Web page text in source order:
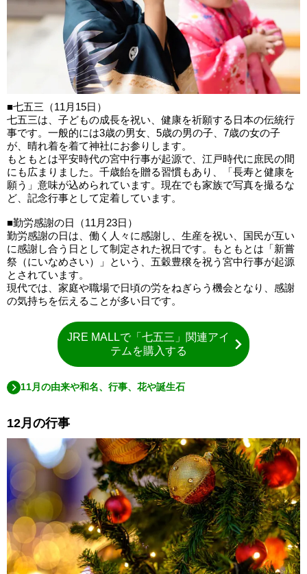
■七五三（11月15日）
七五三は、子どもの成長を祝い、健康を祈願する日本の伝統行
事です。一般的には3歳の男女、5歳の男の子、7歳の女の子
が、晴れ着を着て神社にお参りします。
もともとは平安時代の宮中行事が起源で、江戸時代に庶民の間
にも広まりました。千歳飴を贈る習慣もあり、「長寿と健康を
願う」意味が込められています。現在でも家族で写真を撮るな
ど、記念行事として定着しています。
■勤労感謝の日（11月23日）
勤労感謝の日は、働く人々に感謝し、生産を祝い、国民が互い
に感謝し合う日として制定された祝日です。もともとは「新嘗
祭（にいなめさい）」という、五穀豊穣を祝う宮中行事が起源
とされています。
現代では、家庭や職場で日頃の労をねぎらう機会となり、感謝
の気持ちを伝えることが多い日です。
JRE MALLで「七五三」関連アイ
テムを購入する
11月の由来や和名、行事、花や誕生石
12月の行事